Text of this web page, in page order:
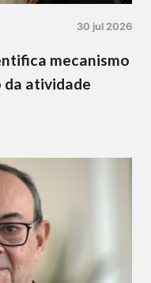
30 jul 2026
mecanismo
da atividade